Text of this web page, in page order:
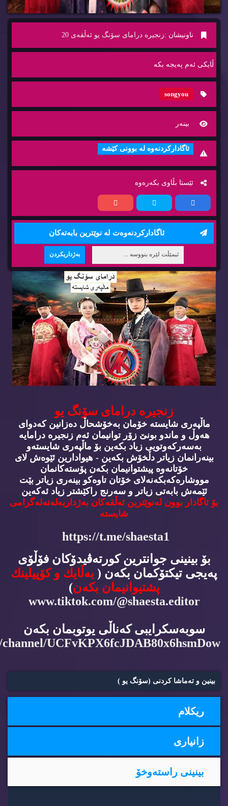
ناونیشان :زنجیره‌ درامای سۆنگ یو ئه‌ڵقه‌ی 20
ڵایكی ئه‌م په‌یجه‌ بكه‌
songyou
بینه‌ر
ئاگاداركردنه‌وه‌ له‌ بوونی كێشه‌
ئێستا بڵاوی بكه‌ره‌وه‌
ئاگاداركردنه‌وه‌ت له‌ نوێترین بابه‌ته‌كان
زنجیره‌ درامای سۆنگ یو
ماڵپه‌ری شایسته‌ خۆمان به‌خۆشحاڵ ده‌زانین كه‌دوای
هه‌وڵ و ماندو بونێ زۆر توانیمان ئه‌م زنجیره‌ درامایه‌
به‌سه‌ركه‌وتویی زیاد بكه‌ین بۆ ماڵپه‌ری شایسته‌و
بینه‌رانمان زیاتر دڵخۆش بكه‌ین - هیوادارین ئێوه‌ش لای
خۆتانه‌وه‌ پیشتوانیمان بكه‌ن پۆسته‌كانمان
مووشاره‌كه‌بكه‌نه‌لای خۆتان تاوه‌كو بینه‌ری زیاتر بێت
ئێمه‌ش بابه‌تی زیاتر و سه‌رنج راكێشتر زیاد ئه‌كه‌ین
بۆ ئاگادار بوون له‌نوێترین ئه‌ڵقه‌كان به‌ژداربه‌له‌ته‌له‌گرامی
شایسته‌
https://t.me/shaesta1
بۆ بینینی جوانترین كورته‌ڤیدۆكان فۆڵۆی
په‌یجی تیكتۆكمان بكه‌ن ( به‌ڵایك و كۆپیلینك
پشتیوانیمان بكه‌ن)
www.tiktok.com/@shaesta.editor
سوبه‌سكرایبی كه‌ناڵی یوتوبمان بكه‌ن
UCFvKPX6fcJDAB80x6hsmDow
بینین و ته‌ماشا كردنی (سۆنگ یو )
ریكلام
زانیاری
بینینی راسته‌وخۆ